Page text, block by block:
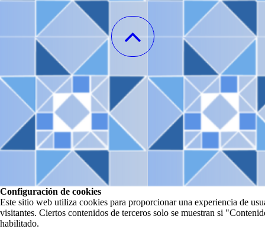
Configuración de cookies
Este sitio web utiliza cookies para proporcionar una experiencia de
visitantes. Ciertos contenidos de terceros solo se muestran si
habilitado.